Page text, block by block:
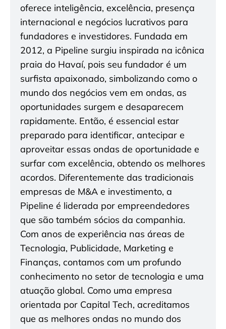
oferece inteligência, excelência, presença
internacional e negócios lucrativos para
fundadores e investidores. Fundada em
2012, a Pipeline surgiu inspirada na icônica
praia do Havaí, pois seu fundador é um
surfista apaixonado, simbolizando como o
mundo dos negócios vem em ondas, as
oportunidades surgem e desaparecem
rapidamente. Então, é essencial estar
preparado para identificar, antecipar e
aproveitar essas ondas de oportunidade e
surfar com excelência, obtendo os melhores
acordos. Diferentemente das tradicionais
empresas de M&A e investimento, a
Pipeline é liderada por empreendedores
que são também sócios da companhia.
Com anos de experiência nas áreas de
Tecnologia, Publicidade, Marketing e
Finanças, contamos com um profundo
conhecimento no setor de tecnologia e uma
atuação global. Como uma empresa
orientada por Capital Tech, acreditamos
que as melhores ondas no mundo dos